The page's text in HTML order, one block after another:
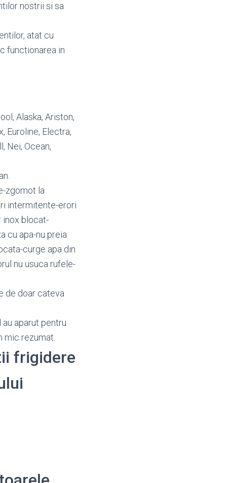
nostrii si sa
atat cu
functionarea in
Alaska, Ariston,
Euroline, Electra,
Nei, Ocean,
zgomot la
intermitente-erori
inox blocat-
cu apa-nu preia
curge apa din
nu usuca rufele-
de doar cateva
aparut pentru
mic rezumat.
frigidere